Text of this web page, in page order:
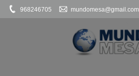
968246705 mundomesa@gmail.com